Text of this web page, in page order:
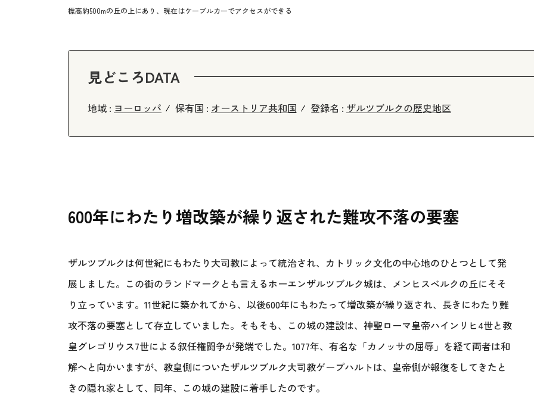
標高約500mの丘の上にあり、現在はケーブルカーでアクセスができる
見どころDATA
地域 : ヨーロッパ 保有国 : オーストリア共和国 登録名 : ザルツブルクの歴史地区
600年にわたり増改築が繰り返された難攻不落の要塞
ザルツブルクは何世紀にもわたり大司教によって統治され、カトリック文化の中心地のひとつとして発
展しました。この街のランドマークとも言えるホーエンザルツブルク城は、メンヒスベルクの丘にそそ
り立っています。11世紀に築かれてから、以後600年にもわたって増改築が繰り返され、長きにわたり難
攻不落の要塞として存立していました。そもそも、この城の建設は、神聖ローマ皇帝ハインリヒ4世と教
皇グレゴリウス7世による叙任権闘争が発端でした。1077年、有名な「カノッサの屈辱」を経て両者は和
解へと向かいますが、教皇側についたザルツブルク大司教ゲープハルトは、皇帝側が報復をしてきたと
きの隠れ家として、同年、この城の建設に着手したのです。